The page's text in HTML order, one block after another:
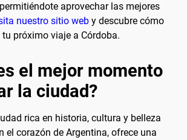
aprovechar las mejores
nuestro sitio web y descubre cómo
próximo viaje a Córdoba.
el mejor momento
la ciudad?
rica en historia, cultura y belleza
el corazón de Argentina, ofrece una